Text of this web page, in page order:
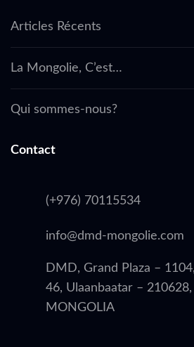
Articles Récents
La Mongolie, C’est…
Qui sommes-nous?
Contact
(+976) 70115534
info@dmd-mongolie.com
DMD, Grand Plaza –
46, Ulaanbaatar –
MONGOLIA